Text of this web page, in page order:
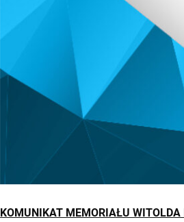
KOMUNIKAT MEMORIAŁU